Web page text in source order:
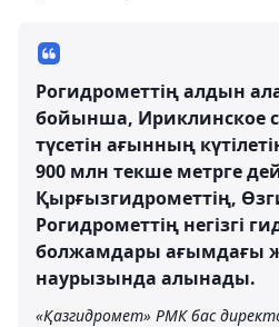
Рогидрометтің алдын
бойынша, Ириклинское
түсетін ағынның
900 млн текше метрге
Қырғызгидрометтің,
Рогидрометтің негізгі
болжамдары
наурызында алынады.
«Қазгидромет» РМК бас